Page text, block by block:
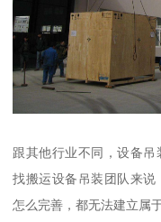
跟其他行业不同，设备
找搬运设备吊装团队来
怎么完善，都无法建立